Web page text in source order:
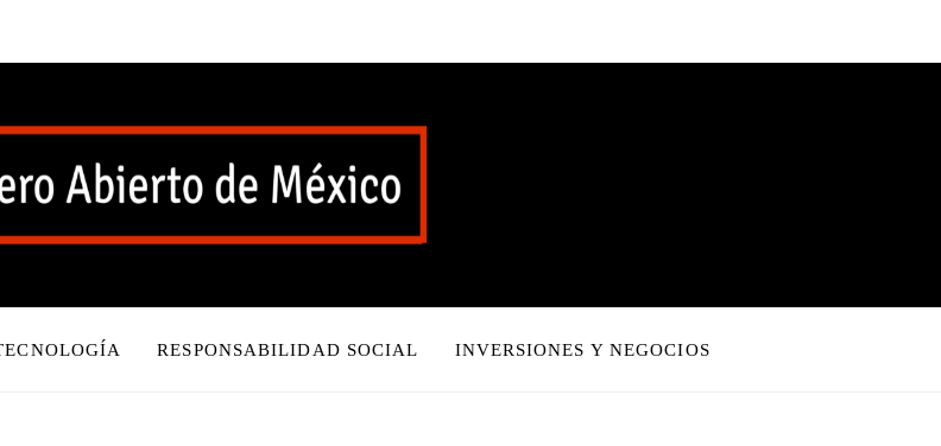
RESPONSABILIDAD SOCIAL INVERSIONES Y NEGOCIOS